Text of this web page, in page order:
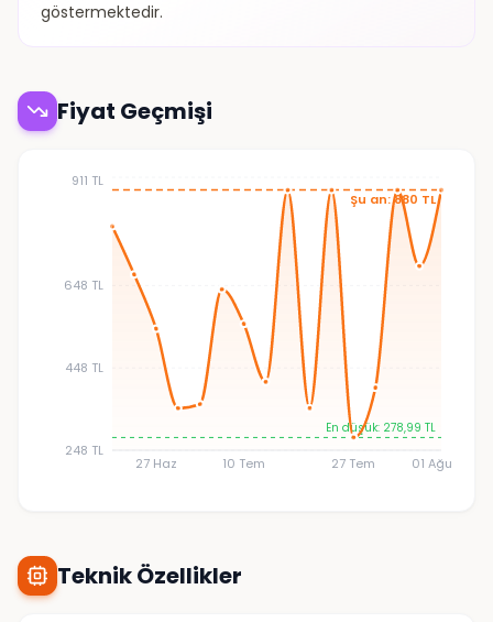
göstermektedir.
Fiyat Geçmişi
27 Haz 10 Tem 27 Tem 01 Ağu
248 TL
448 TL
648 TL
911 TL
Şu an: 880 TL
En düşük: 278,99 TL
Teknik Özellikler